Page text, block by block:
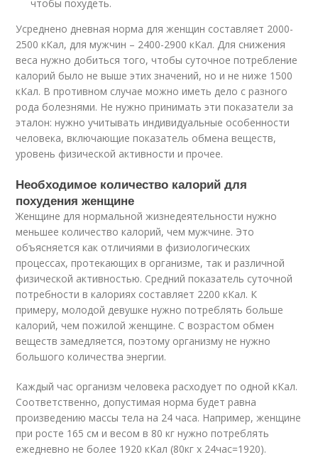
чтобы похудеть.
Усреднено дневная норма для женщин составляет 2000-
2500 кКал, для мужчин – 2400-2900 кКал. Для снижения
веса нужно добиться того, чтобы суточное потребление
калорий было не выше этих значений, но и не ниже 1500
кКал. В противном случае можно иметь дело с разного
рода болезнями. Не нужно принимать эти показатели за
эталон: нужно учитывать индивидуальные особенности
человека, включающие показатель обмена веществ,
уровень физической активности и прочее.
Необходимое количество калорий для
похудения женщине
Женщине для нормальной жизнедеятельности нужно
меньшее количество калорий, чем мужчине. Это
объясняется как отличиями в физиологических
процессах, протекающих в организме, так и различной
физической активностью. Средний показатель суточной
потребности в калориях составляет 2200 кКал. К
примеру, молодой девушке нужно потреблять больше
калорий, чем пожилой женщине. С возрастом обмен
веществ замедляется, поэтому организму не нужно
большого количества энергии.
Каждый час организм человека расходует по одной кКал.
Соответственно, допустимая норма будет равна
произведению массы тела на 24 часа. Например, женщине
при росте 165 см и весом в 80 кг нужно потреблять
ежедневно не более 1920 кКал (80кг х 24час=1920).